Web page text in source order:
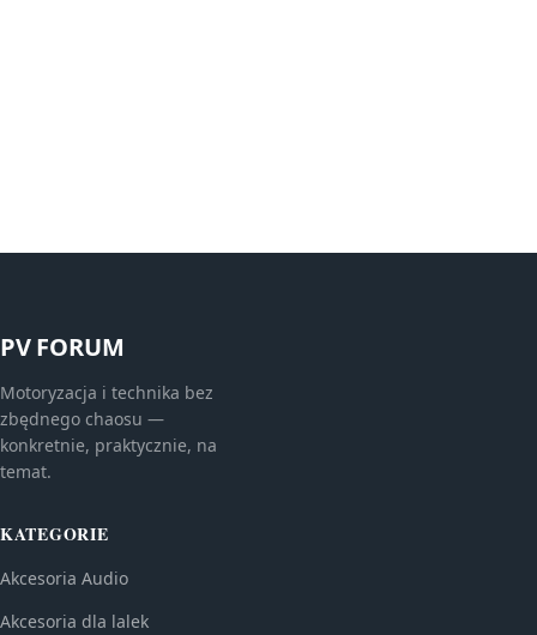
PV FORUM
Motoryzacja i technika bez
zbędnego chaosu —
konkretnie, praktycznie, na
temat.
KATEGORIE
Akcesoria Audio
Akcesoria dla lalek